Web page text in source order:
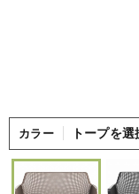
カラー トープを選